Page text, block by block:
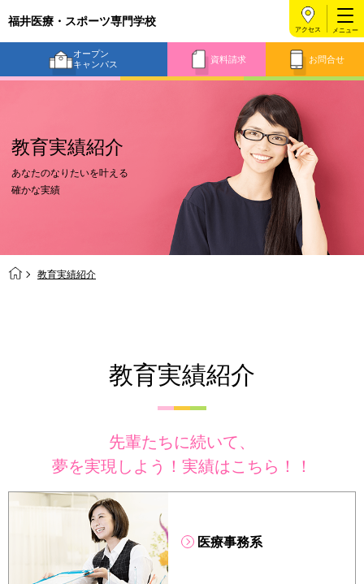
福井医療・スポーツ専門学校
オープン
キャンパス
資料請求 お問合せ
アクセス
教育実績紹介
あなたのなりたいを叶える
確かな実績
教育実績紹介
教育実績紹介
先輩たちに続いて、
夢を実現しよう！実績はこちら！！
医療事務系